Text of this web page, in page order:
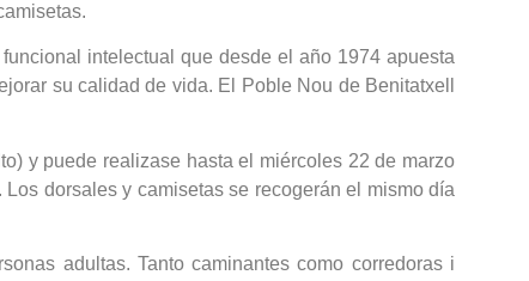
intelectual que desde el año 1974 apuesta
su calidad de vida. El Poble Nou de Benitatxell
y puede realizase hasta el miércoles 22 de marzo
dorsales y camisetas se recogerán el mismo día
adultas. Tanto caminantes como corredoras i